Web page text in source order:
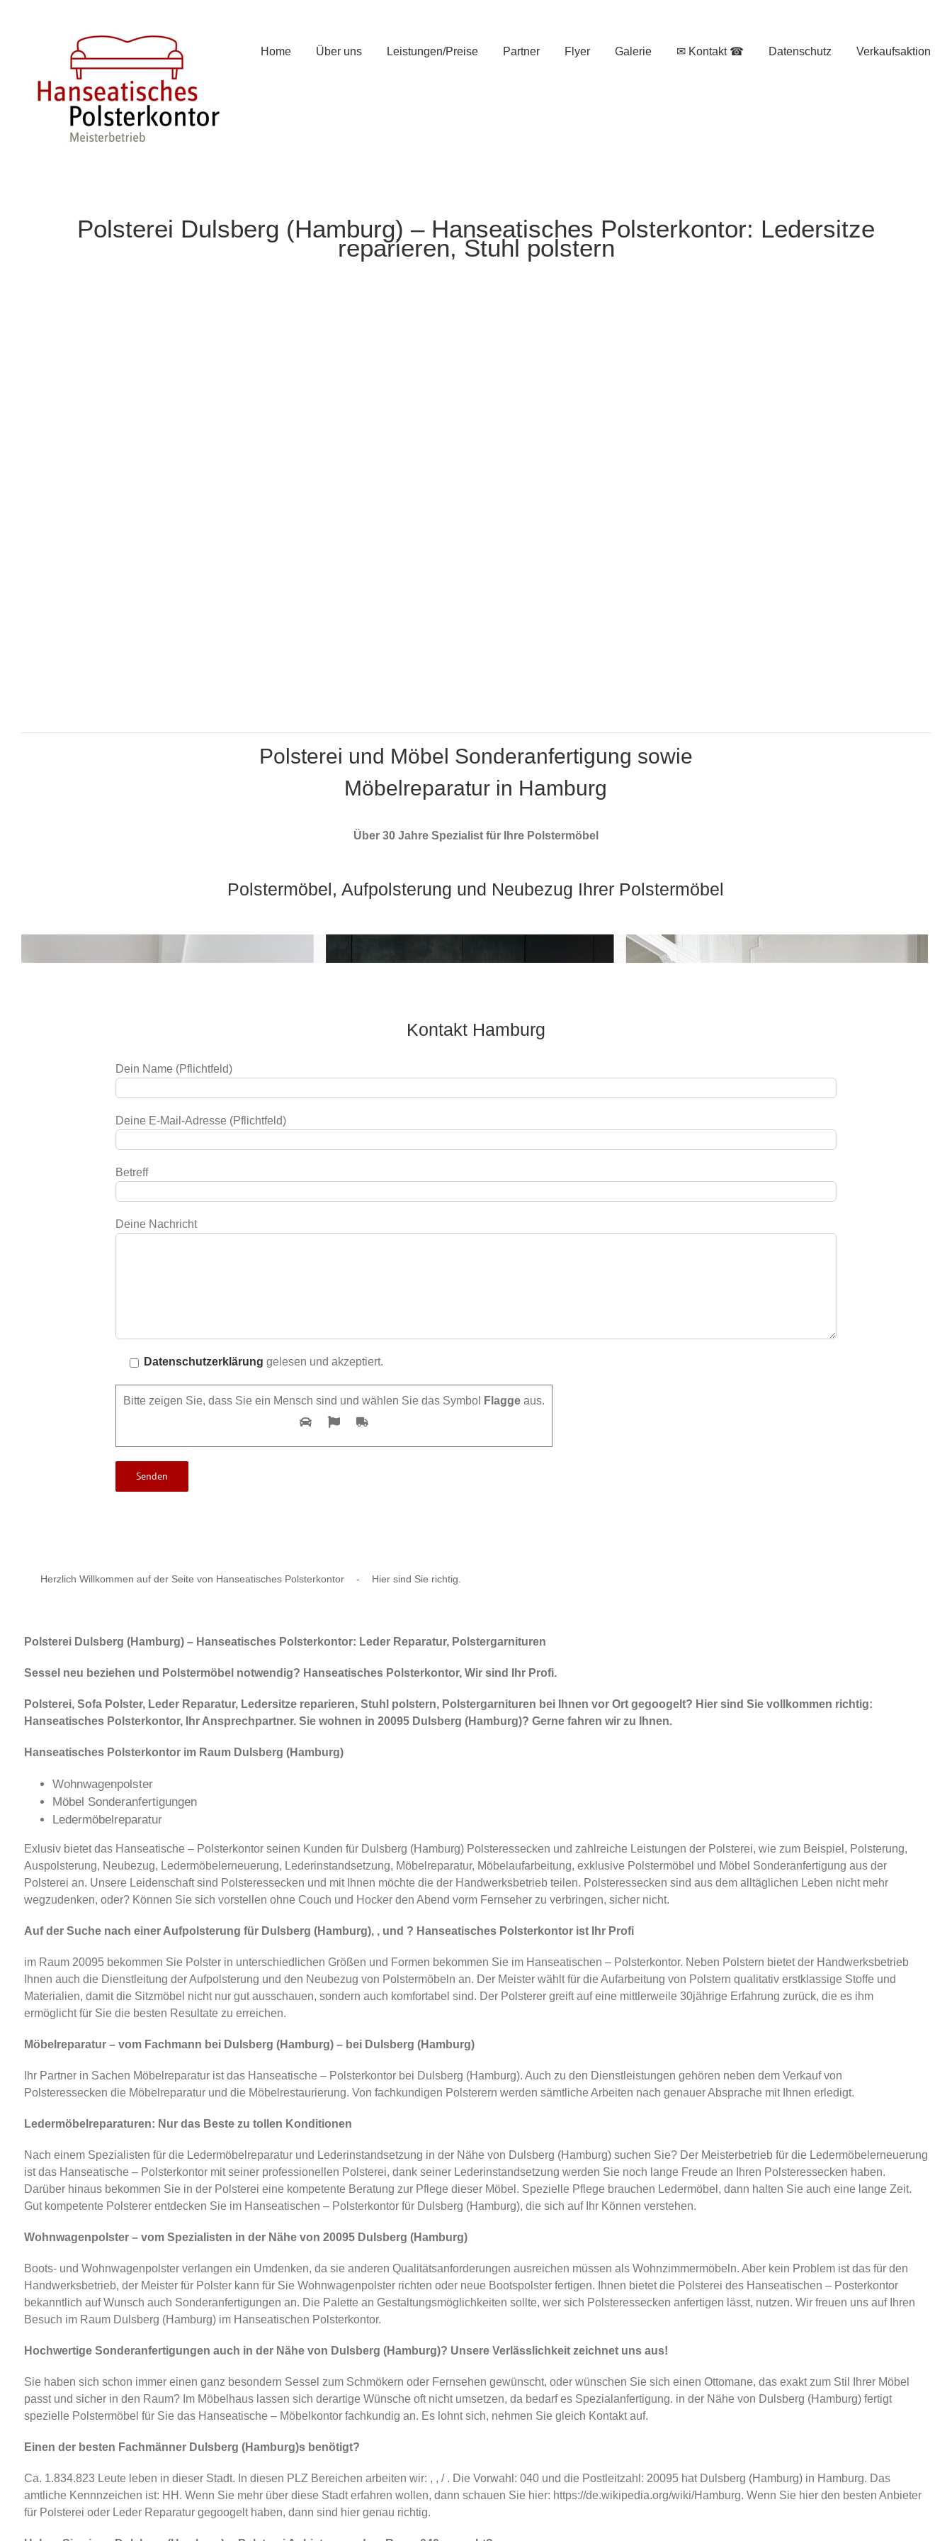
Home Über uns Leistungen/Preise Partner Flyer Galerie ✉ Kontakt ☎ Datenschutz Verkaufsaktion
Polsterei Dulsberg (Hamburg) – Hanseatisches Polsterkontor: Ledersitze
reparieren, Stuhl polstern
Polsterei und Möbel Sonderanfertigung sowie
Möbelreparatur in Hamburg
Über 30 Jahre Spezialist für Ihre Polstermöbel
Polstermöbel, Aufpolsterung und Neubezug Ihrer Polstermöbel
Kontakt Hamburg
Dein Name (Pflichtfeld)
Deine E-Mail-Adresse (Pflichtfeld)
Betreff
Deine Nachricht
Datenschutzerklärung gelesen und akzeptiert.
Bitte zeigen Sie, dass Sie ein Mensch sind und wählen Sie das Symbol Flagge aus.
Herzlich Willkommen auf der Seite von Hanseatisches Polsterkontor - Hier sind Sie richtig.
Polsterei Dulsberg (Hamburg) – Hanseatisches Polsterkontor: Leder Reparatur, Polstergarnituren
Sessel neu beziehen und Polstermöbel notwendig? Hanseatisches Polsterkontor, Wir sind Ihr Profi.
Polsterei, Sofa Polster, Leder Reparatur, Ledersitze reparieren, Stuhl polstern, Polstergarnituren bei Ihnen vor Ort gegoogelt? Hier sind Sie vollkommen richtig:
Hanseatisches Polsterkontor, Ihr Ansprechpartner. Sie wohnen in 20095 Dulsberg (Hamburg)? Gerne fahren wir zu Ihnen.
Hanseatisches Polsterkontor im Raum Dulsberg (Hamburg)
Wohnwagenpolster
Möbel Sonderanfertigungen
Ledermöbelreparatur
Exlusiv bietet das Hanseatische – Polsterkontor seinen Kunden für Dulsberg (Hamburg) Polsteressecken und zahlreiche Leistungen der Polsterei, wie zum Beispiel, Polsterung,
Auspolsterung, Neubezug, Ledermöbelerneuerung, Lederinstandsetzung, Möbelreparatur, Möbelaufarbeitung, exklusive Polstermöbel und Möbel Sonderanfertigung aus der
Polsterei an. Unsere Leidenschaft sind Polsteressecken und mit Ihnen möchte die der Handwerksbetrieb teilen. Polsteressecken sind aus dem alltäglichen Leben nicht mehr
wegzudenken, oder? Können Sie sich vorstellen ohne Couch und Hocker den Abend vorm Fernseher zu verbringen, sicher nicht.
Auf der Suche nach einer Aufpolsterung für Dulsberg (Hamburg), , und ? Hanseatisches Polsterkontor ist Ihr Profi
im Raum 20095 bekommen Sie Polster in unterschiedlichen Größen und Formen bekommen Sie im Hanseatischen – Polsterkontor. Neben Polstern bietet der Handwerksbetrieb
Ihnen auch die Dienstleitung der Aufpolsterung und den Neubezug von Polstermöbeln an. Der Meister wählt für die Aufarbeitung von Polstern qualitativ erstklassige Stoffe und
Materialien, damit die Sitzmöbel nicht nur gut ausschauen, sondern auch komfortabel sind. Der Polsterer greift auf eine mittlerweile 30jährige Erfahrung zurück, die es ihm
ermöglicht für Sie die besten Resultate zu erreichen.
Möbelreparatur – vom Fachmann bei Dulsberg (Hamburg) – bei Dulsberg (Hamburg)
Ihr Partner in Sachen Möbelreparatur ist das Hanseatische – Polsterkontor bei Dulsberg (Hamburg). Auch zu den Dienstleistungen gehören neben dem Verkauf von
Polsteressecken die Möbelreparatur und die Möbelrestaurierung. Von fachkundigen Polsterern werden sämtliche Arbeiten nach genauer Absprache mit Ihnen erledigt.
Ledermöbelreparaturen: Nur das Beste zu tollen Konditionen
Nach einem Spezialisten für die Ledermöbelreparatur und Lederinstandsetzung in der Nähe von Dulsberg (Hamburg) suchen Sie? Der Meisterbetrieb für die Ledermöbelerneuerung
ist das Hanseatische – Polsterkontor mit seiner professionellen Polsterei, dank seiner Lederinstandsetzung werden Sie noch lange Freude an Ihren Polsteressecken haben.
Darüber hinaus bekommen Sie in der Polsterei eine kompetente Beratung zur Pflege dieser Möbel. Spezielle Pflege brauchen Ledermöbel, dann halten Sie auch eine lange Zeit.
Gut kompetente Polsterer entdecken Sie im Hanseatischen – Polsterkontor für Dulsberg (Hamburg), die sich auf Ihr Können verstehen.
Wohnwagenpolster – vom Spezialisten in der Nähe von 20095 Dulsberg (Hamburg)
Boots- und Wohnwagenpolster verlangen ein Umdenken, da sie anderen Qualitätsanforderungen ausreichen müssen als Wohnzimmermöbeln. Aber kein Problem ist das für den
Handwerksbetrieb, der Meister für Polster kann für Sie Wohnwagenpolster richten oder neue Bootspolster fertigen. Ihnen bietet die Polsterei des Hanseatischen – Posterkontor
bekanntlich auf Wunsch auch Sonderanfertigungen an. Die Palette an Gestaltungsmöglichkeiten sollte, wer sich Polsteressecken anfertigen lässt, nutzen. Wir freuen uns auf Ihren
Besuch im Raum Dulsberg (Hamburg) im Hanseatischen Polsterkontor.
Hochwertige Sonderanfertigungen auch in der Nähe von Dulsberg (Hamburg)? Unsere Verlässlichkeit zeichnet uns aus!
Sie haben sich schon immer einen ganz besondern Sessel zum Schmökern oder Fernsehen gewünscht, oder wünschen Sie sich einen Ottomane, das exakt zum Stil Ihrer Möbel
passt und sicher in den Raum? Im Möbelhaus lassen sich derartige Wünsche oft nicht umsetzen, da bedarf es Spezialanfertigung. in der Nähe von Dulsberg (Hamburg) fertigt
spezielle Polstermöbel für Sie das Hanseatische – Möbelkontor fachkundig an. Es lohnt sich, nehmen Sie gleich Kontakt auf.
Einen der besten Fachmänner Dulsberg (Hamburg)s benötigt?
Ca. 1.834.823 Leute leben in dieser Stadt. In diesen PLZ Bereichen arbeiten wir: , , / . Die Vorwahl: 040 und die Postleitzahl: 20095 hat Dulsberg (Hamburg) in Hamburg. Das
amtliche Kennnzeichen ist: HH. Wenn Sie mehr über diese Stadt erfahren wollen, dann schauen Sie hier: https://de.wikipedia.org/wiki/Hamburg. Wenn Sie hier den besten Anbieter
für Polsterei oder Leder Reparatur gegoogelt haben, dann sind hier genau richtig.